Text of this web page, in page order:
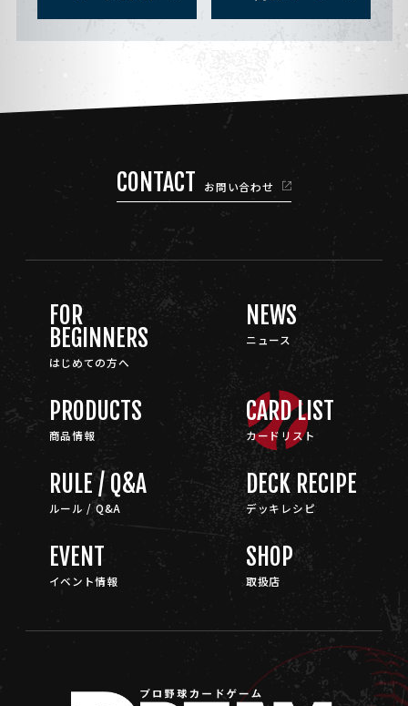
CONTACT お問い合わせ
FOR
BEGINNERS
はじめての方へ
NEWS
ニュース
PRODUCTS
商品情報
CARD LIST
カードリスト
RULE / Q&A
ルール / Q&A
DECK RECIPE
デッキレシピ
EVENT
イベント情報
SHOP
取扱店